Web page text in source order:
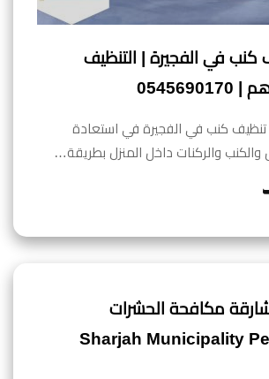
في الفجيرة | التنظيف
كنب في الفجيرة في استعادة
والركنات داخل المنزل بطريقة…
مكافحة الحشرات
Sharjah Municipality